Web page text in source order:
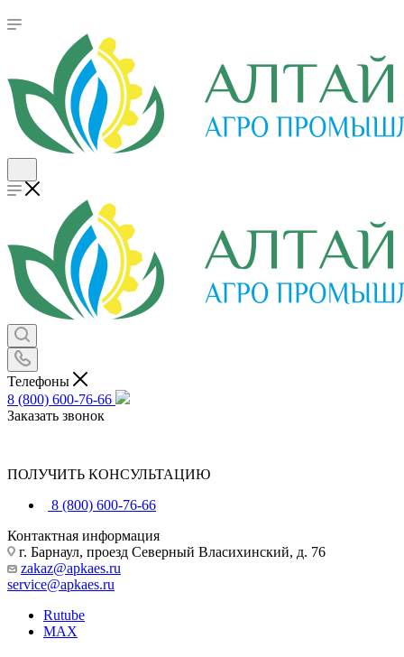
Телефоны
8 (800) 600-76-66
Заказать звонок
ПОЛУЧИТЬ КОНСУЛЬТАЦИЮ
8 (800) 600-76-66
Контактная информация
г. Барнаул, проезд Северный Власихинский, д. 76
zakaz@apkaes.ru
service@apkaes.ru
Rutube
MAX